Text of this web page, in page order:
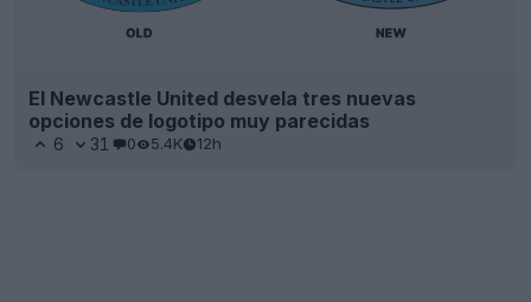
El Newcastle United desvela tres nuevas
opciones de logotipo muy parecidas
6 31 0 5.4K 12h